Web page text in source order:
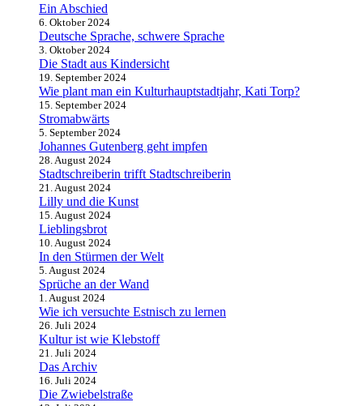
Ein Abschied
6. Oktober 2024
Deutsche Sprache, schwere Sprache
3. Oktober 2024
Die Stadt aus Kindersicht
19. September 2024
Wie plant man ein Kulturhauptstadtjahr, Kati Torp?
15. September 2024
Stromabwärts
5. September 2024
Johannes Gutenberg geht impfen
28. August 2024
Stadtschreiberin trifft Stadtschreiberin
21. August 2024
Lilly und die Kunst
15. August 2024
Lieblingsbrot
10. August 2024
In den Stürmen der Welt
5. August 2024
Sprüche an der Wand
1. August 2024
Wie ich versuchte Estnisch zu lernen
26. Juli 2024
Kultur ist wie Klebstoff
21. Juli 2024
Das Archiv
16. Juli 2024
Die Zwiebelstraße